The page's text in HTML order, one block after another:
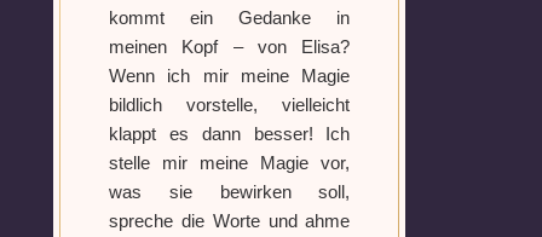
kommt ein Gedanke in
meinen Kopf – von Elisa?
Wenn ich mir meine Magie
bildlich vorstelle, vielleicht
klappt es dann besser! Ich
stelle mir meine Magie vor,
was sie bewirken soll,
spreche die Worte und ahme